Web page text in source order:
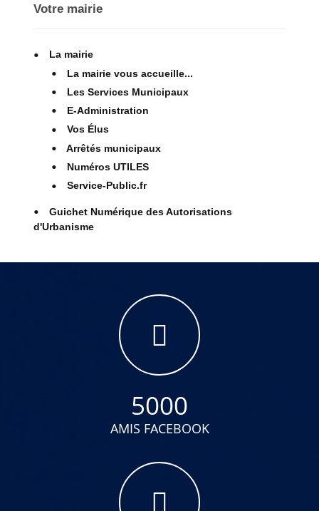
Votre mairie
La mairie
La mairie vous accueille...
Les Services Municipaux
E-Administration
Vos Élus
Arrêtés municipaux
Numéros UTILES
Service-Public.fr
Guichet Numérique des Autorisations
d'Urbanisme
5000
AMIS FACEBOOK